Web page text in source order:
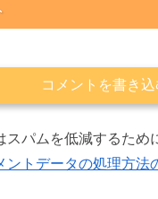
コメントを書き込
スパムを低減するた
ントデータの処理方法